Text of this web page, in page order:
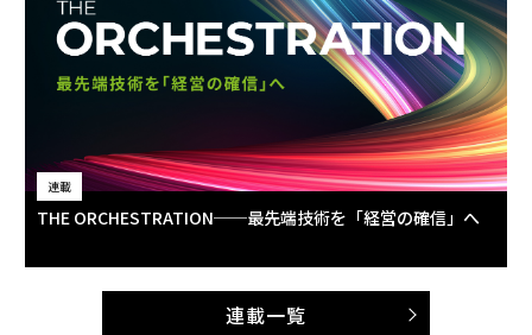
連載
THE ORCHESTRATION──最先端技術を「経営の確信」へ
連載一覧